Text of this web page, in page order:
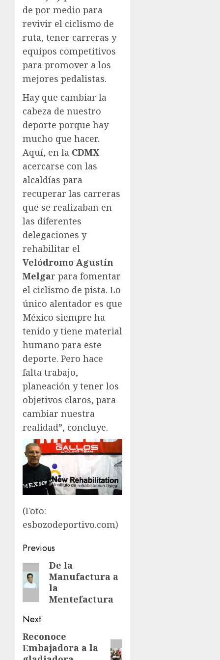
de por medio para
revivir el ciclismo de
ruta, tener carreras y
equipos competitivos
para promover a los
mejores pedalistas.
Hay que cambiar la
cabeza de nuestro
deporte porque hay
mucho que hacer.
Aquí, en la CDMX
acercarse con las
alcaldías para
recuperar las carreras
que se realizaban en
las diferentes
delegaciones y
rehabilitar el
Velódromo Agustín
Melgar para fomentar
el ciclismo de pista. Lo
único alentador es que
México siempre ha
tenido y tiene material
humano para este
deporte. Pero hace
falta trabajo,
planeación y tener los
objetivos claros, para
cambiar nuestra
realidad”, concluye.
(Foto:
esbozodeportivo.com)
Post
navigation
Previous
Previous
post:
De la
Manufactura a
la
Mentefactura
Next
Next
post:
Reconoce
Embajadora a la